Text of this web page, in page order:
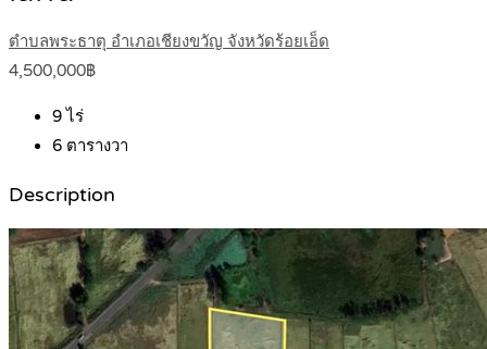
ตำบลพระธาตุ อำเภอเชียงขวัญ จังหวัดร้อยเอ็ด
4,500,000฿
9ไร่
6 ตารางวา
Description